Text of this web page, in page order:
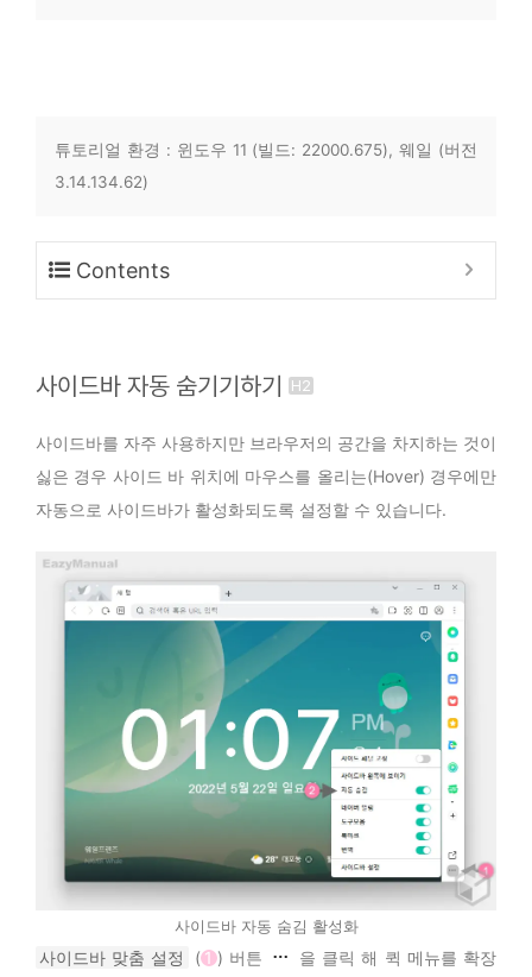
튜토리얼 환경 : 윈도우 11 (빌드: 22000.675), 웨일 (버전
3.14.134.62)
Contents
사이드바 자동 숨기기하기
사이드바를 자주 사용하지만 브라우저의 공간을 차지하는 것이
싫은 경우 사이드 바 위치에 마우스를 올리는(Hover) 경우에만
자동으로 사이드바가 활성화되도록 설정할 수 있습니다.
사이드바 자동 숨김 활성화
사이드바 맞춤 설정 ( 1 ) 버튼
을 클릭 해 퀵 메뉴를 확장